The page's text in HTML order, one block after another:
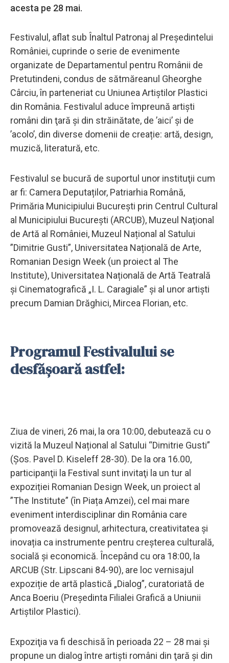
acesta pe 28 mai.
Festivalul, aflat sub Înaltul Patronaj al Preşedintelui
României, cuprinde o serie de evenimente
organizate de Departamentul pentru Românii de
Pretutindeni, condus de sătmăreanul Gheorghe
Cârciu, în parteneriat cu Uniunea Artiştilor Plastici
din România. Festivalul aduce împreună artiști
români din ţară şi din străinătate, de ’aici’ şi de
’acolo’, din diverse domenii de creație: artă, design,
muzică, literatură, etc.
Festivalul se bucură de suportul unor instituţii cum
ar fi: Camera Deputaților, Patriarhia Română,
Primăria Municipiului București prin Centrul Cultural
al Municipiului București (ARCUB), Muzeul Naţional
de Artă al României, Muzeul Național al Satului
”Dimitrie Gusti”, Universitatea Națională de Arte,
Romanian Design Week (un proiect al The
Institute), Universitatea Națională de Artă Teatrală
și Cinematografică „I. L. Caragiale” și al unor artiști
precum Damian Drăghici, Mircea Florian, etc.
Programul Festivalului se
desfășoară astfel:
Ziua de vineri, 26 mai, la ora 10:00, debutează cu o
vizită la Muzeul Național al Satului “Dimitrie Gusti”
(Șos. Pavel D. Kiseleff 28-30). De la ora 16.00,
participanţii la Festival sunt invitaţi la un tur al
expoziției Romanian Design Week, un proiect al
”The Institute” (în Piața Amzei), cel mai mare
eveniment interdisciplinar din România care
promovează designul, arhitectura, creativitatea și
inovația ca instrumente pentru creșterea culturală,
socială și economică. Începând cu ora 18:00, la
ARCUB (Str. Lipscani 84-90), are loc vernisajul
expoziție de artă plastică „Dialog”, curatoriată de
Anca Boeriu (Preşedinta Filialei Grafică a Uniunii
Artiştilor Plastici).
Expoziţia va fi deschisă în perioada 22 – 28 mai și
propune un dialog între artiști români din ţară şi din